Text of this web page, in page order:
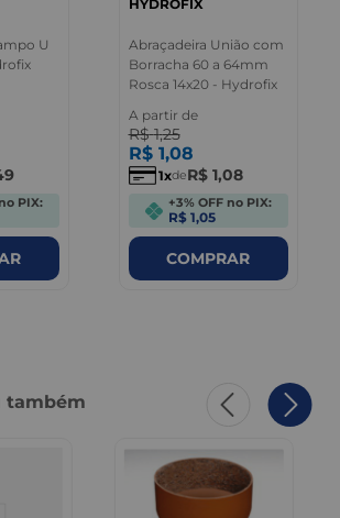
U
PIX:
HYDROFIX
Abraçadeira União com
Borracha 60 a 64mm
Rosca 14x20 - Hydrofix
A partir de
R$ 1,25
R$ 1,08
1 deR$ 1,08
+3% OFF no PIX:
R$ 1,05
COMPRAR
também